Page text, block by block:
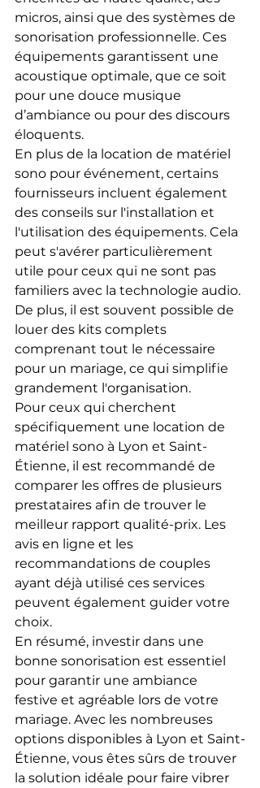
micros, ainsi que des systèmes de
sonorisation professionnelle. Ces
équipements garantissent une
acoustique optimale, que ce soit
pour une douce musique
d’ambiance ou pour des discours
éloquents.
En plus de la location de matériel
sono pour événement, certains
fournisseurs incluent également
des conseils sur l'installation et
l'utilisation des équipements. Cela
peut s'avérer particulièrement
utile pour ceux qui ne sont pas
familiers avec la technologie audio.
De plus, il est souvent possible de
louer des kits complets
comprenant tout le nécessaire
pour un mariage, ce qui simplifie
grandement l'organisation.
Pour ceux qui cherchent
spécifiquement une location de
matériel sono à Lyon et Saint-
Étienne, il est recommandé de
comparer les offres de plusieurs
prestataires afin de trouver le
meilleur rapport qualité-prix. Les
avis en ligne et les
recommandations de couples
ayant déjà utilisé ces services
peuvent également guider votre
choix.
En résumé, investir dans une
bonne sonorisation est essentiel
pour garantir une ambiance
festive et agréable lors de votre
mariage. Avec les nombreuses
options disponibles à Lyon et Saint-
Étienne, vous êtes sûrs de trouver
la solution idéale pour faire vibrer